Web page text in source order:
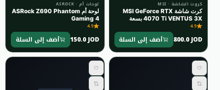
كروت الشاشة · MSI
كرت شاشة MSI GeForce RTX
4070 Ti VENTUS 3X بسعة
12GB OC
4.5
800.0 JOD أضف إلى السلة
لوحات أم · ASROCK
لوحة أم ASRock Z690 Phantom
Gaming 4
4.5
150.0 JOD أضف إلى السلة